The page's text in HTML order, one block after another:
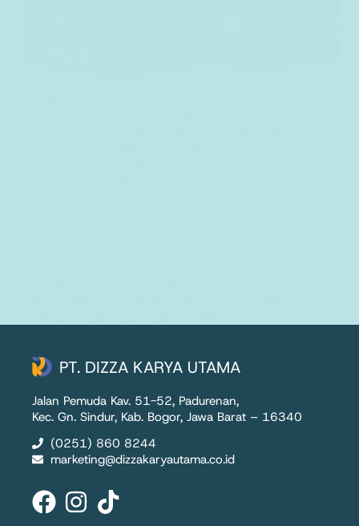
PT. DIZZA KARYA UTAMA
Jalan Pemuda Kav. 51-52, Padurenan,
Kec. Gn. Sindur, Kab. Bogor, Jawa Barat – 16340
(0251) 860 8244
marketing@dizzakaryautama.co.id